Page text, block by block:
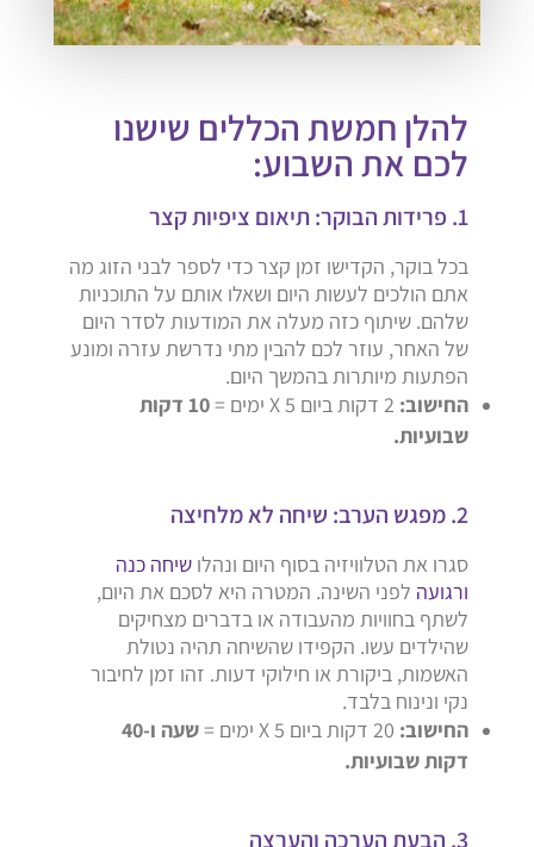
להלן חמשת הכללים שישנו
לכם את השבוע:
1. פרידות הבוקר: תיאום ציפיות קצר
בכל בוקר, הקדישו זמן קצר כדי לספר לבני הזוג מה
אתם הולכים לעשות היום ושאלו אותם על התוכניות
שלהם. שיתוף כזה מעלה את המודעות לסדר היום
של האחר, עוזר לכם להבין מתי נדרשת עזרה ומונע
הפתעות מיותרות בהמשך היום.
החישוב:
10 דקות
שבועיות.
2. מפגש הערב: שיחה לא מלחיצה
סגרו את הטלוויזיה בסוף היום ונהלו שיחה כנה
ורגועה לפני השינה. המטרה היא לסכם את היום,
לשתף בחוויות מהעבודה או בדברים מצחיקים
שהילדים עשו. הקפידו שהשיחה תהיה נטולת
האשמות, ביקורת או חילוקי דעות. זהו זמן לחיבור
נקי ונינוח בלבד.
החישוב:
שעה ו-40
דקות שבועיות.
3. הבעת הערכה והערצה